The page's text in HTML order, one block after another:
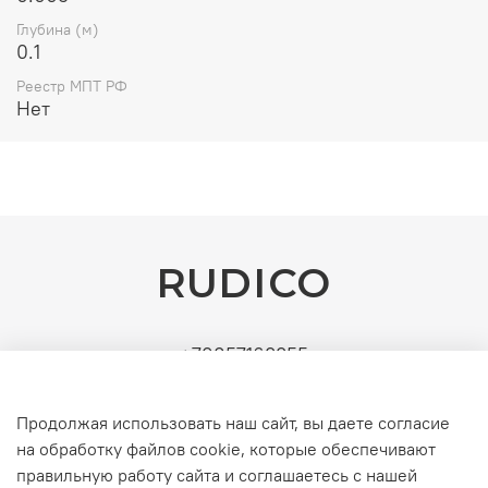
Глубина (м)
0.1
Реестр МПТ РФ
Нет
+79857163355
УСН (без НДС). Официальные b2b-поставки
серверного и инженерного оборудования
RUDICO
Продолжая использовать наш сайт, вы даете согласие
на обработку файлов cookie, которые обеспечивают
правильную работу сайта и соглашаетесь с нашей